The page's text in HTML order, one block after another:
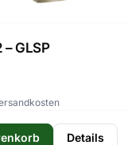
– GLSP
Details